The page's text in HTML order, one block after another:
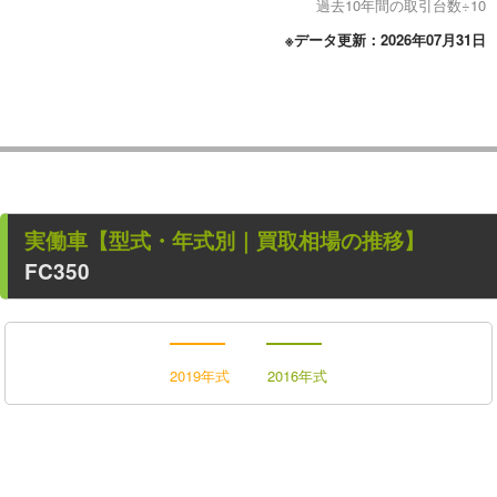
過去10年間の取引台数÷10
※データ更新：2026年07月31日
実働車 【型式・年式別｜買取相場の推移】
FC350
2019年式 2016年式